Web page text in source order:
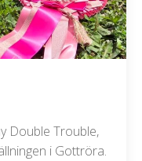
Double Trouble,
i Gottröra.